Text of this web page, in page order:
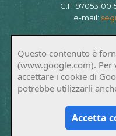
C.F.
e-mail:
Questo contenuto è
(www.google.com). Per
accettare i cookie di
potrebbe utilizzarli
Accetta